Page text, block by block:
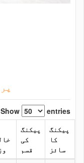
Show entries
پیکنگ
کی
قسم
پیکنگ
کا
سائز